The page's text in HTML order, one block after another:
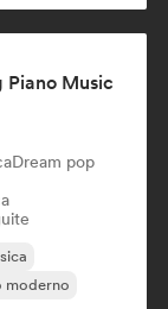
Piano Music
Dream pop
moderno